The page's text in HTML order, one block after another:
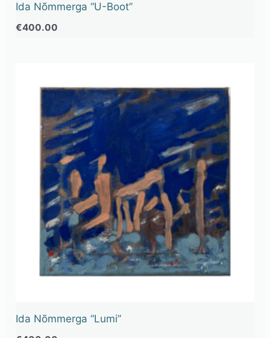
Ida Nõmmerga “U-Boot”
€400.00
Ida Nõmmerga “Lumi”